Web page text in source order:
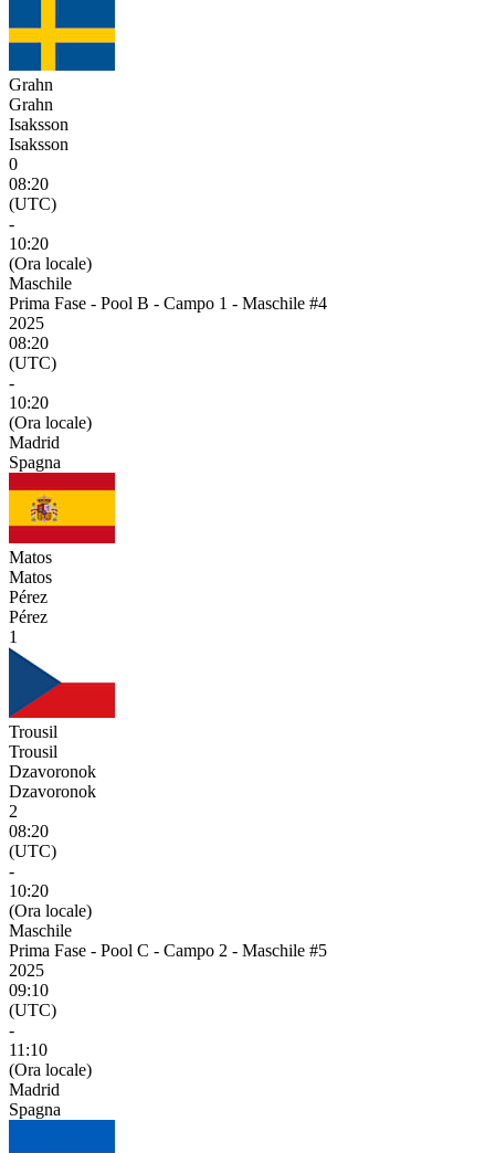
Grahn
Grahn
Isaksson
Isaksson
0
08:20
(UTC)
-
10:20
(Ora locale)
Maschile
Prima Fase - Pool B - Campo 1 - Maschile #4
2025
08:20
(UTC)
-
10:20
(Ora locale)
Madrid
Spagna
Matos
Matos
Pérez
Pérez
1
Trousil
Trousil
Dzavoronok
Dzavoronok
2
08:20
(UTC)
-
10:20
(Ora locale)
Maschile
Prima Fase - Pool C - Campo 2 - Maschile #5
2025
09:10
(UTC)
-
11:10
(Ora locale)
Madrid
Spagna